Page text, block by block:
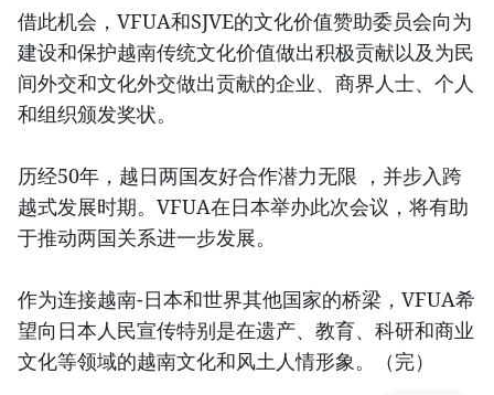
借此机会，VFUA和SJVE的文化价值赞助委员会向为
建设和保护越南传统文化价值做出积极贡献以及为民
间外交和文化外交做出贡献的企业、商界人士、个人
和组织颁发奖状。
历经50年，越日两国友好合作潜力无限 ，并步入跨
越式发展时期。VFUA在日本举办此次会议，将有助
于推动两国关系进一步发展。
作为连接越南-日本和世界其他国家的桥梁，VFUA希
望向日本人民宣传特别是在遗产、教育、科研和商业
文化等领域的越南文化和风土人情形象。（完）